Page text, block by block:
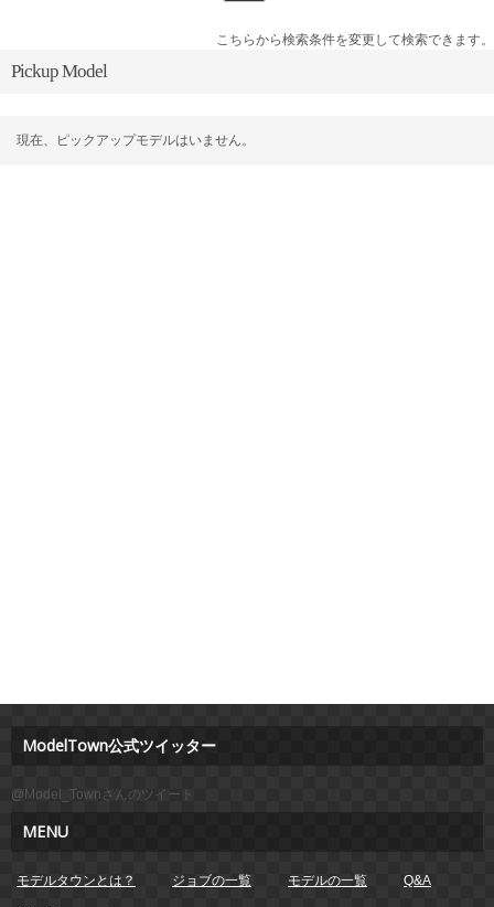
こちらから検索条件を変更して検索できます。
Pickup Model
現在、ピックアップモデルはいません。
ModelTown公式ツイッター
@Model_Townさんのツイート
MENU
モデルタウンとは？ ジョブの一覧 モデルの一覧 Q&A